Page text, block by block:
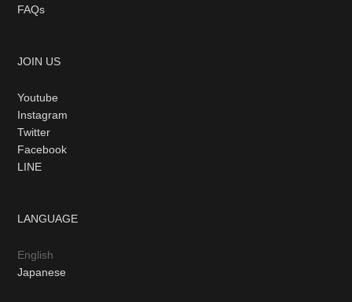
FAQs
JOIN US
Youtube
Instagram
Twitter
Facebook
LINE
LANGUAGE
English
Japanese